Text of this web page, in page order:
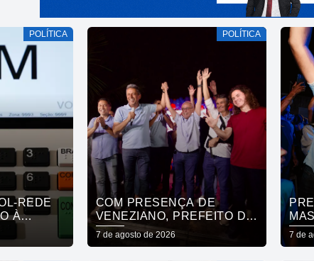
POLÍTICA
REDE
À
LULA À
POLÍTICA
COM PRESENÇA DE
VENEZIANO, PREFEITO DE
MASSARANDUBA REÚNE
POPULAÇÃO E ANUNCIA
7 de agosto de 2026 7 de